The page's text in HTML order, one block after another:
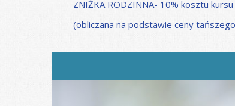
ZNIŻKA RODZINNA- 10% kosztu
(obliczana na podstawie ceny